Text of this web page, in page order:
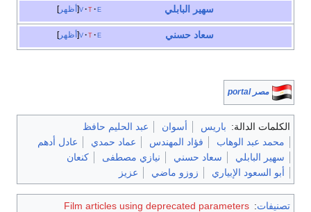
أظهر v t e سهير البابلي
أظهر v t e سعاد حسني
مصر portal
الكلمات الدالة: باريس أسوان
عبد الحليم حافظ
محمد عبد الوهاب
فؤاد المهندس عماد حمدي
عادل أدهم
سهير البابلي
سعاد حسني نيازي مصطفى
كنعان
أبو السعود الإبياري
زوزو ماضي عزيز
تصنيفات:
Film articles using deprecated parameters